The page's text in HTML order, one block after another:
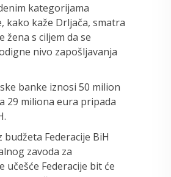
kategorijama
kako kaže Drljača, smatra
žena s ciljem da se
nivo zapošljavanja
banke iznosi 50 milion
29 miliona eura pripada
budžeta Federacije BiH
zavoda za
učešće Federacije bit će